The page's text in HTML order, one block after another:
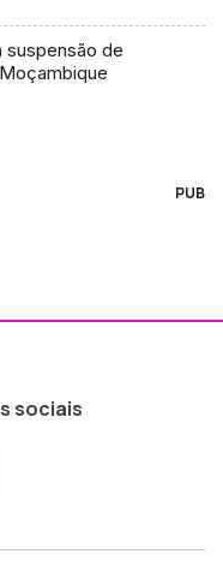
suspensão de
PUB
sociais
ao